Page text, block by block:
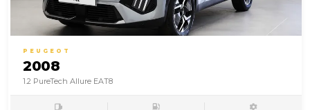
PEUGEOT
2008
1.2 PureTech Allure EAT8